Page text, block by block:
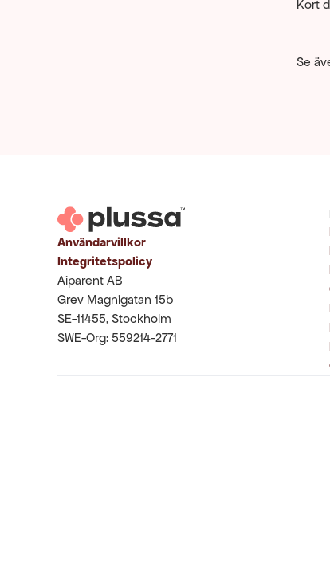
Kort
Se
Användarvillkor
Integritetspolicy
Aiparent AB
Grev Magnigatan 15b
SE-11455, Stockholm
SWE-Org: 559214-2771